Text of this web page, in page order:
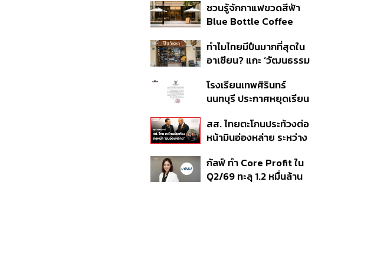
แข็งแกร่ง ยกระดับความ
เชื่อมั่นมันสำปะหลังไทยใน
ชวนรู้จักกาแฟขวดสีฟ้า
Blue Bottle Coffee
และมีอะไรน่าสนใจบ้าง?
ทำไมไทยมีปืนมากที่สุดใน
อาเซียน? แกะ ‘วัฒนธรรม
โหว่ และปืนเถื่อนเข้าถึงง่าย
โรงเรียนเทพศิรินทร์
นนทบุรี ประกาศหยุดเรียน
หลังเกิดเหตุฉุกเฉินภายใน
สถานศึกษา
สส. ไทยตะโกนประท้วงต่อ
หน้ามินอ่องหล่าย ระหว่าง
เป็น ‘จุดตกต่ำ’ ของ
ยุทธศาสตร์การทูตไทย
กัลฟ์ ทำ Core Profit ใน
Q2/69 ทะลุ 1.2 หมื่นล้าน